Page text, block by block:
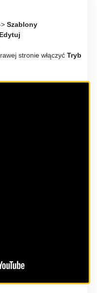
Szablony
Edytuj
stronie włączyć Tryb